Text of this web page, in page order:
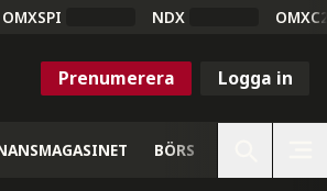
OMXSPI NDX
Prenumerera Logga in
BÖRS